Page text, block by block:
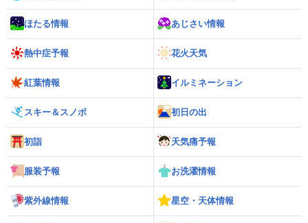
ほたる情報 あじさい情報
熱中症予報 花火天気
紅葉情報 イルミネーション
スキー＆スノボ 初日の出
初詣 天気痛予報
服装予報 お洗濯情報
紫外線情報 星空・天体情報